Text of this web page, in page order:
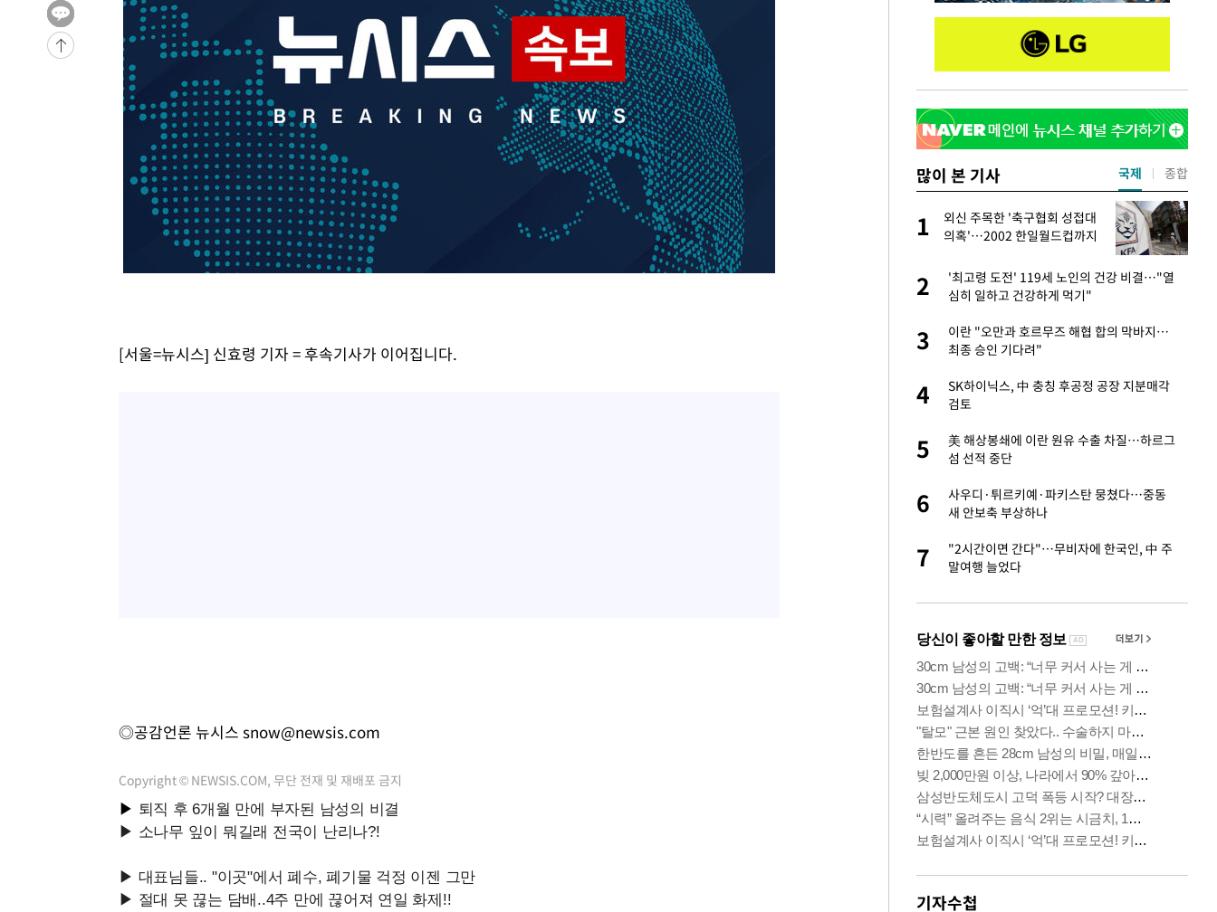
-19146초 전 >
[속보]與최고위원 제주·인천 순회경선…박선원·최민희·서미화·
한민수·김용 순
-19099초 전 >
[속보]김민석, 與 전대 당원투표 누적 득표율 45.42%로 1위… 정
청래 44.56%
-18381초 전 >
[속보]與 대표 경선 제주·인천 당원투표…金 47.75%·鄭
42.08%·宋 10.17%이강인 "아틀레티코 이적 기뻐…등번호 7번 의미보단 팀 위해 뛸
[속보]與 당대표 경선, 제주·인천 권리당원 투표 김민석 승리
낮 최고 35도 '무더위'…동해안 시간당 30㎜ '강한 비'[내일날씨]
[속보]이강인 "감독님이 원하는 마음 느꼈고, 많은 트로피 원해 아
수도권 40도 육박 '펄펄'…동해안 일부 지역엔 호의주의보
온열질환 사망자 3명 늘어…누적 환자 3000명 돌파
강릉에 시간당 81.4㎜ 물폭탄…도로 잠기고 담벼락 붕괴
백운산서 80년근 천종산삼 9뿌리 발견…감정가 1.3억원
극한폭염 한풀 꺾이지만…'낮 최고 35도' 무더위, 열대야 계속[다음주
[서울=뉴시스] 신효령 기자 = 후속기사가 이어집니다.
◎공감언론 뉴시스 snow@newsis.com
Copyright © NEWSIS.COM, 무단 전재 및 재배포 금지
많이 본 기사
1
"손 떨림 포착"…카라 한승
연, 건강 괜찮나 팬들 '걱정'
'고지용과 이혼' 허양임, 새 출발했다
1
외신 주목한 '축구협회 성접대
의혹'…2002 한일월드컵까지
2
'최고령 도전' 119세 노인의 건강 비결…"열
심히 일하고 건강하게 먹기"
3
이란 "오만과 호르무즈 해협 합의 막바지…
최종 승인 기다려"
4
SK하이닉스, 中 충칭 후공정 공장 지분매각
검토
5
美 해상봉쇄에 이란 원유 수출 차질…하르그
섬 선적 중단
6
사우디·튀르키예·파키스탄 뭉쳤다…중동
새 안보축 부상하나
7
"2시간이면 간다"…무비자에 한국인, 中 주
말여행 늘었다
국제 종합
기자수첩